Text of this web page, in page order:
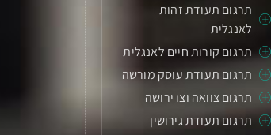
תרגום תעודת זהות
לאנגלית
תרגום קורות חיים לאנגלית
תרגום תעודת עוסק מורשה
תרגום צוואה וצו ירושה
תרגום תעודת גירושין